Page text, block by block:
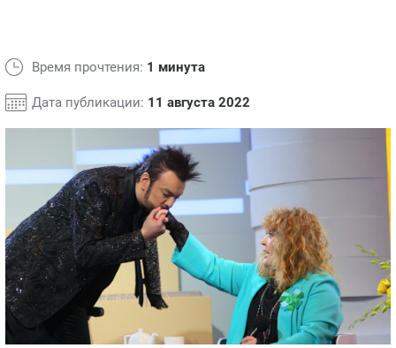
Время прочтения: 1 минута
Дата публикации: 11 августа 2022